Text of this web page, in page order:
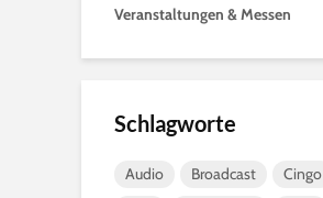
Veranstaltungen & Messen
Schlagworte
Audio Broadcast
Cingo